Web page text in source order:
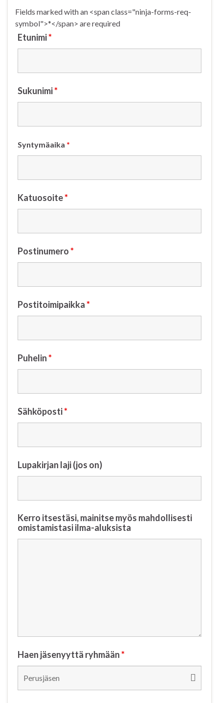
Fields marked with an <span class="ninja-forms-req-
symbol">*</span> are required
Etunimi*
Sukunimi*
Syntymäaika *
Katuosoite*
Postinumero*
Postitoimipaikka*
Puhelin*
Sähköposti*
Lupakirjan laji (jos on)
Kerro itsestäsi, mainitse myös mahdollisesti
omistamistasi ilma-aluksista
Haen jäsenyyttä ryhmään*